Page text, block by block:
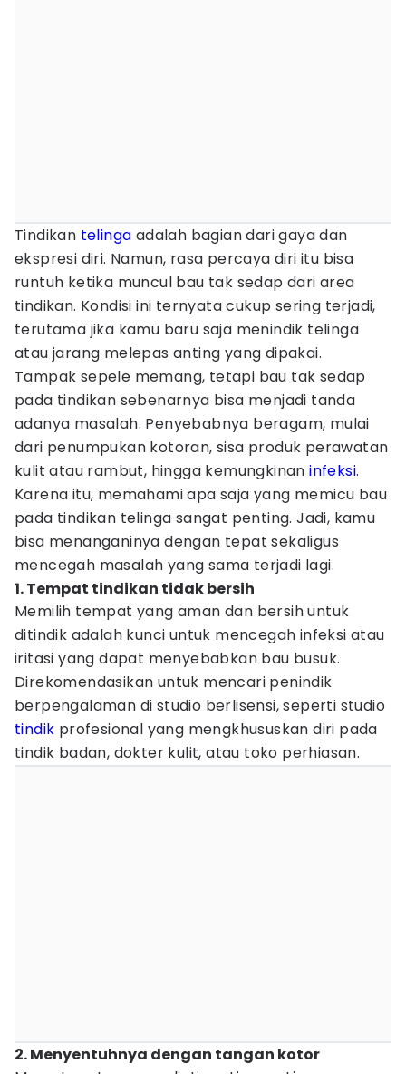
Tindikan telinga adalah bagian dari gaya dan
ekspresi diri. Namun, rasa percaya diri itu bisa
runtuh ketika muncul bau tak sedap dari area
tindikan. Kondisi ini ternyata cukup sering terjadi,
terutama jika kamu baru saja menindik telinga
atau jarang melepas anting yang dipakai.
Tampak sepele memang, tetapi bau tak sedap
pada tindikan sebenarnya bisa menjadi tanda
adanya masalah. Penyebabnya beragam, mulai
dari penumpukan kotoran, sisa produk perawatan
kulit atau rambut, hingga kemungkinaninfeksi.
Karena itu, memahami apa saja yang memicu bau
pada tindikan telinga sangat penting. Jadi, kamu
bisa menanganinya dengan tepat sekaligus
mencegah masalah yang sama terjadi lagi.
1. Tempat tindikan tidak bersih
Memilih tempat yang aman dan bersih untuk
ditindik adalah kunci untuk mencegah infeksi atau
iritasi yang dapat menyebabkan bau busuk.
Direkomendasikan untuk mencari penindik
berpengalaman di studio berlisensi, seperti studio
tindik profesional yang mengkhususkan diri pada
tindik badan, dokter kulit, atau toko perhiasan.
2. Menyentuhnya dengan tangan kotor